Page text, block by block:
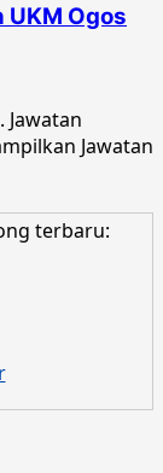
Ogos
Jawatan
terbaru: